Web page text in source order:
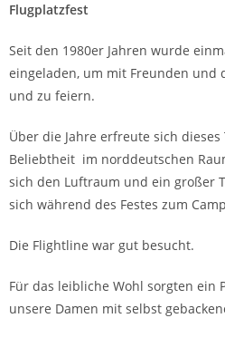
Flugplatzfest
Seit den 1980er Jahren wurde
eingeladen, um mit Freunden und
und zu feiern.
Über die Jahre erfreute sich
Beliebtheit im norddeutschen
sich den Luftraum und ein großer
sich während des Festes zum
Die Flightline war gut besucht.
Für das leibliche Wohl sorgten ein
unsere Damen mit selbst